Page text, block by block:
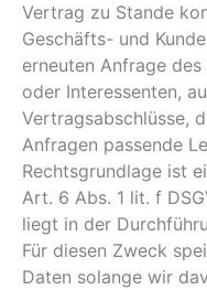
Vertrag zu Stande
Geschäfts- und
erneuten Anfrage
oder Interessenten,
Vertragsabschlüsse,
Anfragen passende
Rechtsgrundlage ist
Art. 6 Abs. 1 lit. f
liegt in der
Für diesen Zweck
Daten solange wir